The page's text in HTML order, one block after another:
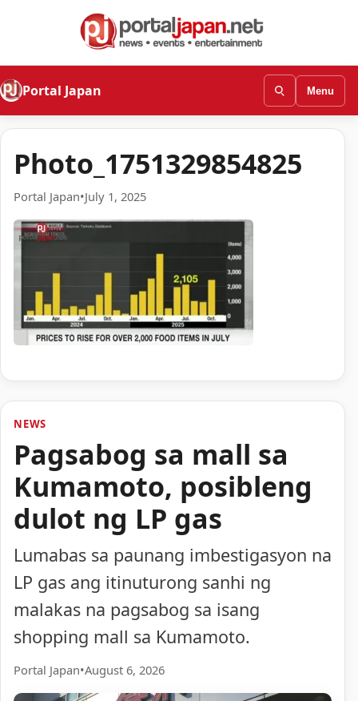
Portal Japan Menu
Photo_1751329854825
Portal Japan•July 1, 2025
NEWS
Pagsabog sa mall sa
Kumamoto, posibleng
dulot ng LP gas
Lumabas sa paunang imbestigasyon na
LP gas ang itinuturong sanhi ng
malakas na pagsabog sa isang
shopping mall sa Kumamoto.
Portal Japan•August 6, 2026